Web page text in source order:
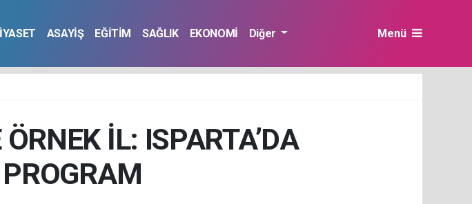
ASAYİŞ EĞİTİM SAĞLIK EKONOMİ Diğer Menü
İL: ISPARTA’DA